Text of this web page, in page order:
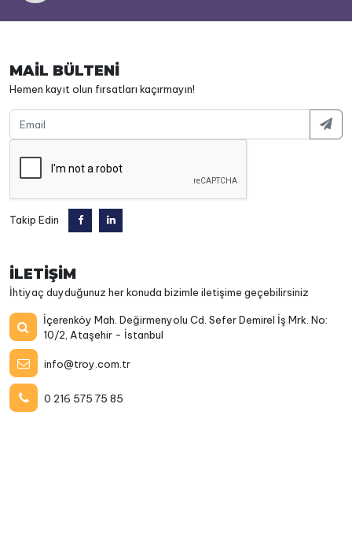
MAİL BÜLTENİ
Hemen kayıt olun fırsatları kaçırmayın!
Takip Edin
İLETİŞİM
İhtiyaç duyduğunuz her konuda bizimle iletişime geçebilirsiniz
İçerenköy Mah. Değirmenyolu Cd. Sefer Demirel İş Mrk. No:
10/2, Ataşehir - İstanbul
info@troy.com.tr
0 216 575 75 85